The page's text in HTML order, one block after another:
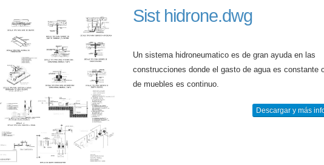
Sist hidrone.dwg
Un sistema hidroneumatico es de gran ayuda en las
construcciones donde el gasto de agua es constante
de muebles es continuo.
Descargar y más